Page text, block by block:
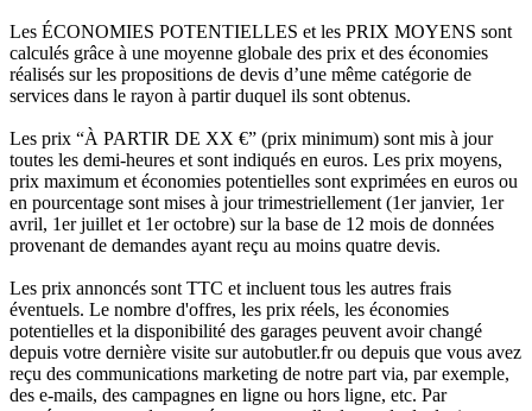
Les ÉCONOMIES POTENTIELLES et les PRIX MOYENS sont
calculés grâce à une moyenne globale des prix et des économies
réalisés sur les propositions de devis d’une même catégorie de
services dans le rayon à partir duquel ils sont obtenus.
Les prix “À PARTIR DE XX €” (prix minimum) sont mis à jour
toutes les demi-heures et sont indiqués en euros. Les prix moyens,
prix maximum et économies potentielles sont exprimées en euros ou
en pourcentage sont mises à jour trimestriellement (1er janvier, 1er
avril, 1er juillet et 1er octobre) sur la base de 12 mois de données
provenant de demandes ayant reçu au moins quatre devis.
Les prix annoncés sont TTC et incluent tous les autres frais
éventuels. Le nombre d'offres, les prix réels, les économies
potentielles et la disponibilité des garages peuvent avoir changé
depuis votre dernière visite sur autobutler.fr ou depuis que vous avez
reçu des communications marketing de notre part via, par exemple,
des e-mails, des campagnes en ligne ou hors ligne, etc. Par